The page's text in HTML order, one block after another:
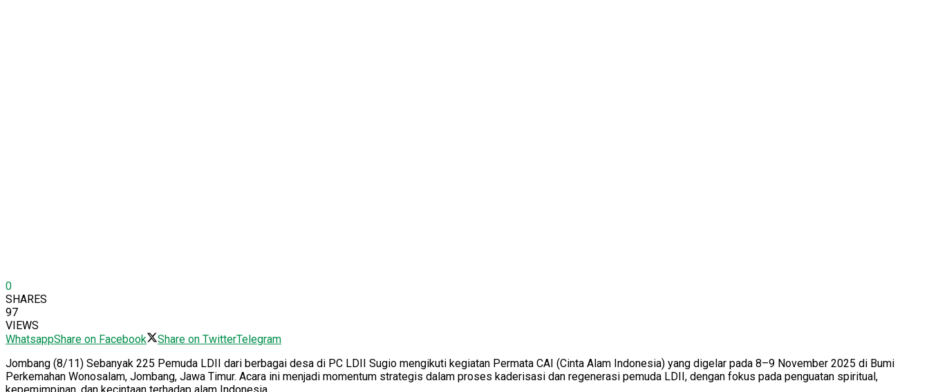
0
SHARES
97
VIEWS
WhatsappShare on Facebook Share on TwitterTelegram
Jombang (8/11) Sebanyak 225 Pemuda LDII dari berbagai desa di PC LDII Sugio mengikuti kegiatan Permata CAI (Cinta Alam Indonesia) yang digelar pada 8–9 November 2025 di Bumi
Perkemahan Wonosalam, Jombang, Jawa Timur. Acara ini menjadi momentum strategis dalam proses kaderisasi dan regenerasi pemuda LDII, dengan fokus pada penguatan spiritual,